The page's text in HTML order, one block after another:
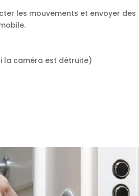
les mouvements et envoyer des
la caméra est détruite)